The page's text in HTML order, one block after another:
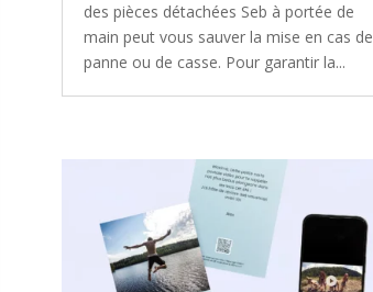
des pièces détachées Seb à portée de
main peut vous sauver la mise en cas de
panne ou de casse. Pour garantir la...